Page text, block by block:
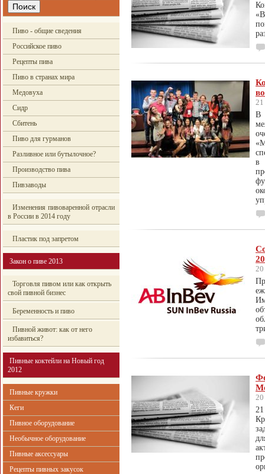
Пиво - общие сведения
Российское пиво
Рецепты пива
Пиво в странах мира
Медовуха
Сидр
Сбитень
Пиво для гурманов
Разливное или бутылочное?
Производство пива
Пивзаводы
Изменения пивоваренной отрасли
в России в 2014 году
Пластик под запретом
Закон о пиве 2013
Торговля пивом или как открыть
свой пивной бизнес
Беременность и пиво
Пивной живот: как от него
избавиться?
Пивные коктейли на Новый год
2012
Пивные кружки
Кеги
Пивное оборудование
Необычное оборудование
Пивные аксессуары
Рецепты пивных закусок
21
В
в
20
20